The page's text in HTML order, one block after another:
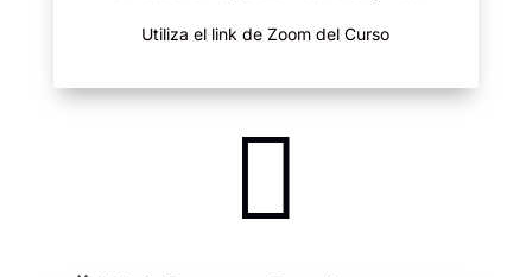
Utiliza el link de Zoom del Curso
